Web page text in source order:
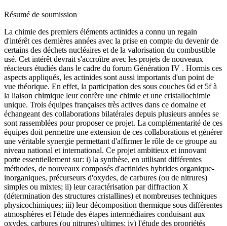
Résumé de soumission
La chimie des premiers éléments actinides a connu un regain
d'intérêt ces dernières années avec la prise en compte du devenir de
certains des déchets nucléaires et de la valorisation du combustible
usé. Cet intérêt devrait s'accroître avec les projets de nouveaux
réacteurs étudiés dans le cadre du forum Génération IV . Hormis ces
aspects appliqués, les actinides sont aussi importants d'un point de
vue théorique. En effet, la participation des sous couches 6d et 5f à
la liaison chimique leur confère une chimie et une cristallochimie
unique. Trois équipes françaises très actives dans ce domaine et
échangeant des collaborations bilatérales depuis plusieurs années se
sont rassemblées pour proposer ce projet. La complémentarité de ces
équipes doit permettre une extension de ces collaborations et générer
une véritable synergie permettant d'affirmer le rôle de ce groupe au
niveau national et international. Ce projet ambitieux et innovant
porte essentiellement sur: i) la synthèse, en utilisant différentes
méthodes, de nouveaux composés d'actinides hybrides organique-
inorganiques, précurseurs d'oxydes, de carbures (ou de nitrures)
simples ou mixtes; ii) leur caractérisation par diffraction X
(détermination des structures cristallines) et nombreuses techniques
physicochimiques; iii) leur décomposition thermique sous différentes
atmosphères et l'étude des étapes intermédiaires conduisant aux
oxydes, carbures (ou nitrures) ultimes; iv) l'étude des propriétés